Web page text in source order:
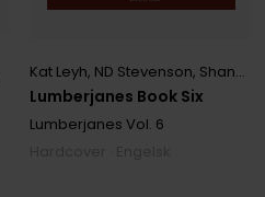
Lumberjanes Book Six
Kat Leyh, ND Stevenson, Shannon Watters
Lumberjanes Vol. 6